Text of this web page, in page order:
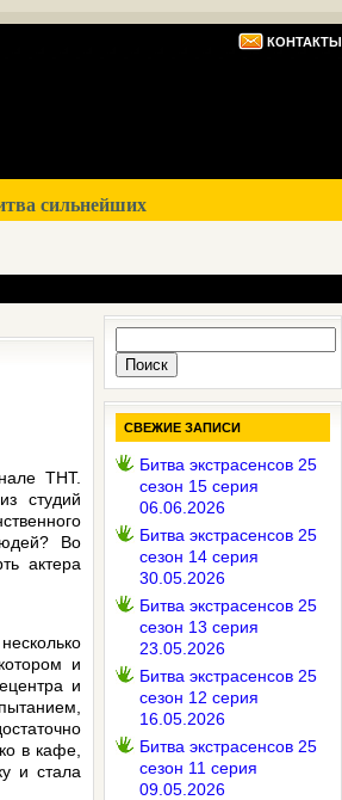
КОНТАКТЫ
сильнейших
ТНТ.
студий
Во
актера
и
и
в кафе,
и стала
СВЕЖИЕ ЗАПИСИ
Битва экстрасенсов 25
сезон 15 серия
06.06.2026
Битва экстрасенсов 25
сезон 14 серия
30.05.2026
Битва экстрасенсов 25
сезон 13 серия
23.05.2026
Битва экстрасенсов 25
сезон 12 серия
16.05.2026
Битва экстрасенсов 25
сезон 11 серия
09.05.2026